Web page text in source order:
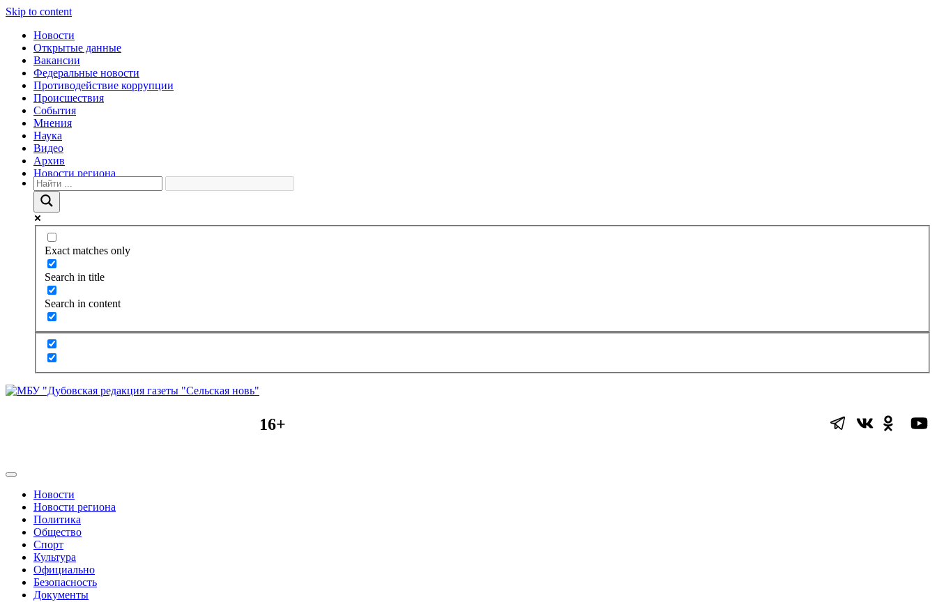
Skip to content
Новости
Открытые данные
Вакансии
Федеральные новости
Противодействие коррупции
Происшествия
События
Мнения
Наука
Видео
Архив
Новости региона
Exact matches only
Search in title
Search in content
16+
Новости
Новости региона
Политика
Общество
Спорт
Культура
Официально
Безопасность
Документы